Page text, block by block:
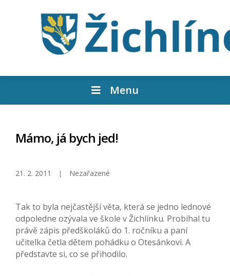
Menu
Mámo, já bych jed!
21. 2. 2011 Nezařazené
Tak to byla nejčastější věta, která se jedno lednové
odpoledne ozývala ve škole v Žichlínku. Probíhal tu
právě zápis předškoláků do 1. ročníku a paní
učitelka četla dětem pohádku o Otesánkovi. A
představte si, co se přihodilo.